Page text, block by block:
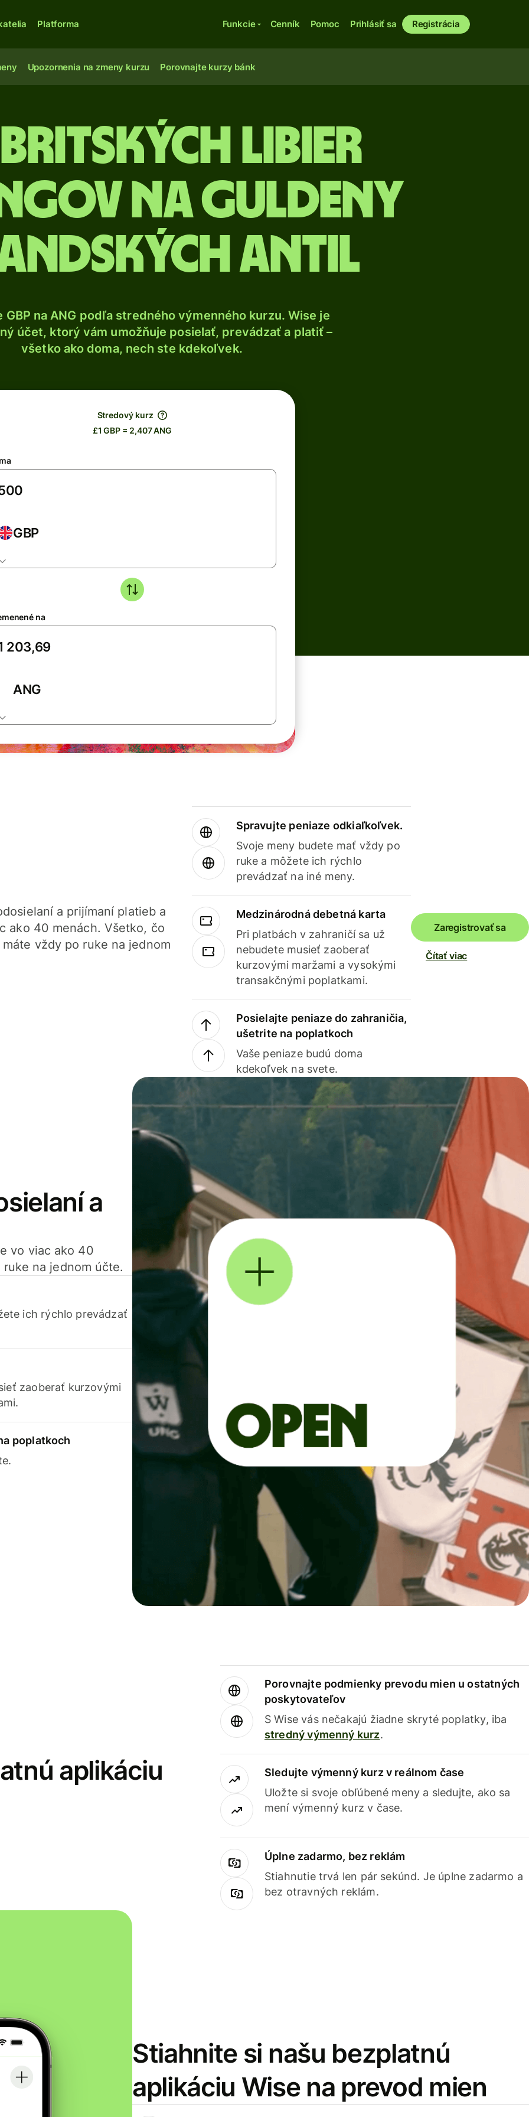
Platforma Funkcie Cenník Pomoc Prihlásiť sa Registrácia
Upozornenia na zmeny kurzu Porovnajte kurzy bánk
libier
na guldeny
Antil
GBP na ANG podľa stredného výmenného kurzu. Wise je
účet, ktorý vám umožňuje posielať, prevádzať a platiť –
všetko ako doma, nech ste kdekoľvek.
Stredový kurz
£1 GBP = 2,407 ANG
GBP
na
ANG
a prijímaní platieb a
ako 40 menách. Všetko, čo
vždy po ruke na jednom
Spravujte peniaze odkiaľkoľvek.
Svoje meny budete mať vždy po
ruke a môžete ich rýchlo
prevádzať na iné meny.
Medzinárodná debetná karta
Pri platbách v zahraničí sa už
nebudete musieť zaoberať
kurzovými maržami a vysokými
transakčnými poplatkami.
Posielajte peniaze do zahraničia,
ušetrite na poplatkoch
Vaše peniaze budú doma
kdekoľvek na svete.
Zaregistrovať sa
Čítať viac
a
vo viac ako 40
na jednom účte.
ich rýchlo prevádzať
zaoberať kurzovými
poplatkoch
aplikáciu
Porovnajte podmienky prevodu mien u ostatných
poskytovateľov
S Wise vás nečakajú žiadne skryté poplatky, iba
stredný výmenný kurz.
Sledujte výmenný kurz v reálnom čase
Uložte si svoje obľúbené meny a sledujte, ako sa
mení výmenný kurz v čase.
Úplne zadarmo, bez reklám
Stiahnutie trvá len pár sekúnd. Je úplne zadarmo a
bez otravných reklám.
Stiahnite si našu bezplatnú
aplikáciu Wise na prevod mien